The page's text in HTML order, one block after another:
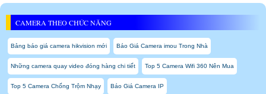
CAMERA THEO CHỨC NĂNG
Bảng báo giá camera hikvision mới Báo Giá Camera imou Trong Nhà
Những camera quay video đóng hàng chi tiết Top 5 Camera Wifi 360 Nên Mua
Top 5 Camera Chống Trộm Nhạy Báo Giá Camera IP